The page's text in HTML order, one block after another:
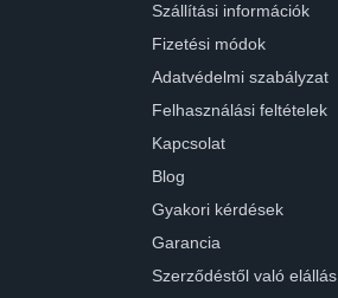
Szállítási információk
Fizetési módok
Adatvédelmi szabályzat
Felhasználási feltételek
Kapcsolat
Blog
Gyakori kérdések
Garancia
Szerződéstől való elállás